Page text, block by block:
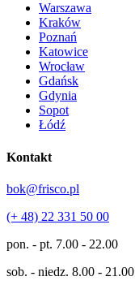
Warszawa
Kraków
Poznań
Katowice
Wrocław
Gdańsk
Gdynia
Sopot
Łódź
Kontakt
bok@frisco.pl
(+ 48) 22 331 50 00
pon. - pt. 7.00 - 22.00
sob. - niedz. 8.00 - 21.00